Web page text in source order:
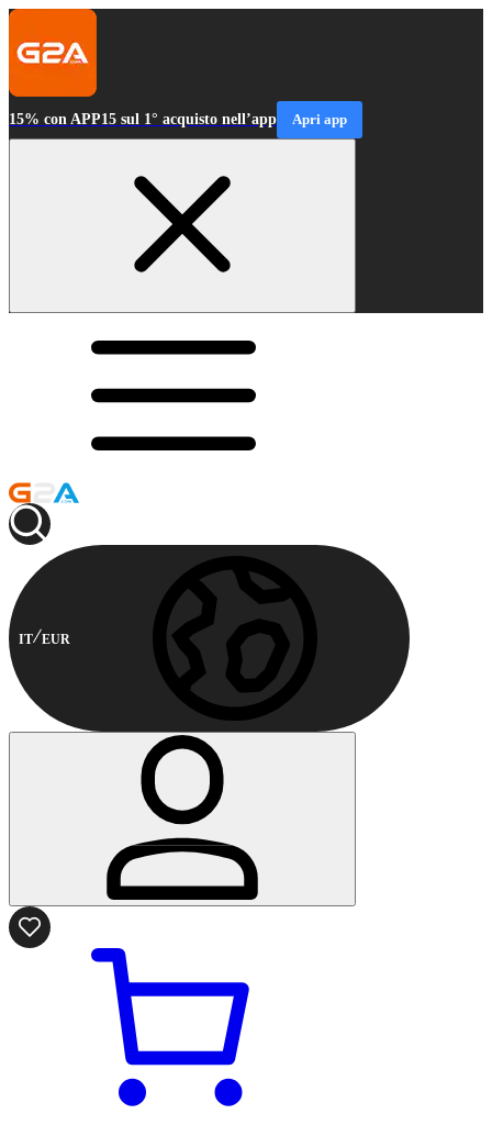
15% con APP15 sul 1° acquisto nell’app Apri app
IT EUR